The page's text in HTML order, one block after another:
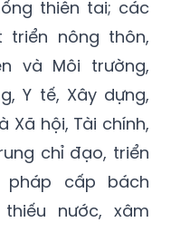
Phú Yên, Khánh
Ban Chỉ đạo
thiên tai; các
triển nông thôn,
và Môi trường,
Y tế, Xây dựng,
Xã hội, Tài chính,
chỉ đạo, triển